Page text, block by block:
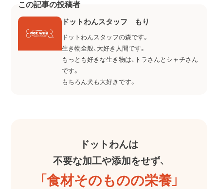
この記事の投稿者
ドットわんスタッフ もり
ドットわんスタッフの森です。
生き物全般、大好き人間です。
もっとも好きな生き物は、トラさんとシャチさん
です。
もちろん犬も大好きです。
ドットわんは
不要な加工や添加をせず、
「食材そのものの栄養」